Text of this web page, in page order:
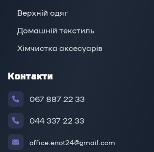
Верхній oдяг
Домашній текстиль
Хімчистка аксесуарів
Контакти
067 887 22 33
044 337 22 33
office.enot24@gmail.com